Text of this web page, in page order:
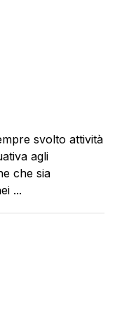
svolto attività
agli
che sia
...